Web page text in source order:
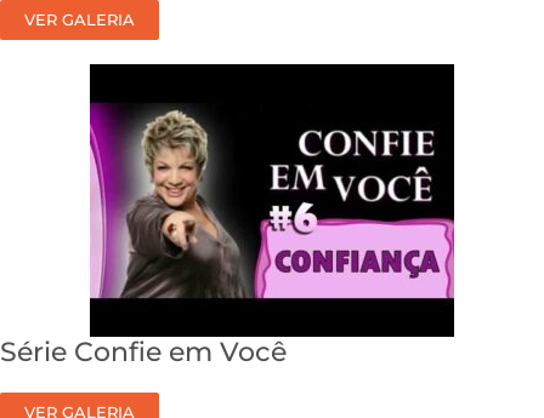
VER GALERIA
Série Confie em Você
VER GALERIA